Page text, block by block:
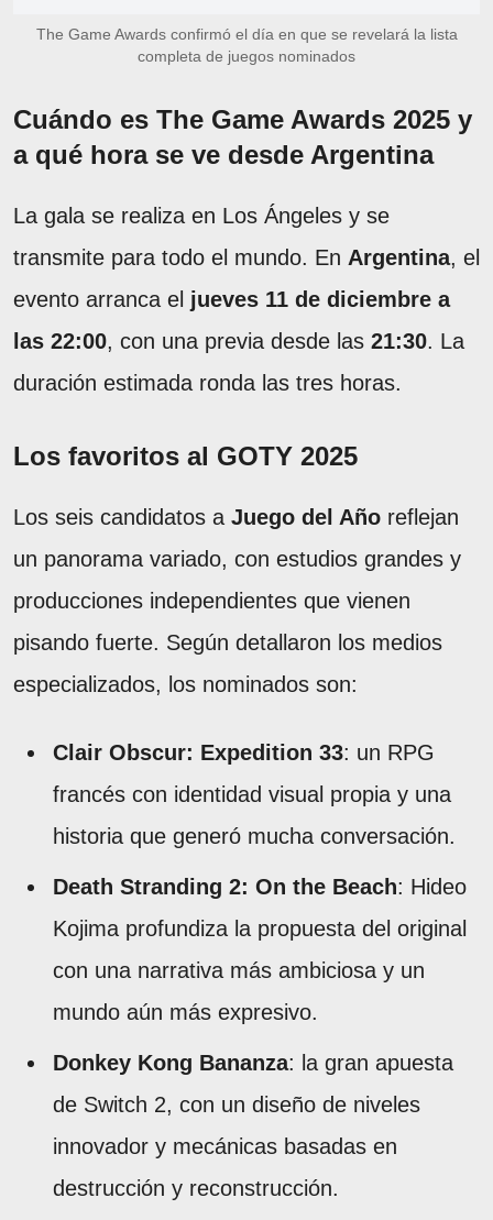
The Game Awards confirmó el día en que se revelará la lista
completa de juegos nominados
Cuándo es The Game Awards 2025 y
a qué hora se ve desde Argentina
La gala se realiza en Los Ángeles y se
transmite para todo el mundo. En Argentina, el
evento arranca el jueves 11 de diciembre a
las 22:00, con una previa desde las 21:30. La
duración estimada ronda las tres horas.
Los favoritos al GOTY 2025
Los seis candidatos a Juego del Año reflejan
un panorama variado, con estudios grandes y
producciones independientes que vienen
pisando fuerte. Según detallaron los medios
especializados, los nominados son:
Clair Obscur: Expedition 33: un RPG
francés con identidad visual propia y una
historia que generó mucha conversación.
Death Stranding 2: On the Beach: Hideo
Kojima profundiza la propuesta del original
con una narrativa más ambiciosa y un
mundo aún más expresivo.
Donkey Kong Bananza: la gran apuesta
de Switch 2, con un diseño de niveles
innovador y mecánicas basadas en
destrucción y reconstrucción.